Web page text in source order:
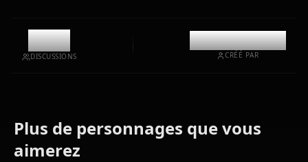
10.8k
DISCUSSIONS
@casualwaifus
CRÉÉ PAR
Plus de personnages que vous
aimerez
Stelle
(Honkai:
Kafka
Herta